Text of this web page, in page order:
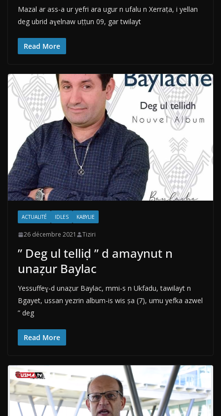
Mazal ar ass-a ur yefri ara ugur n ufalu n Xerraṭa, i yellan
deg ubrid aɣelnaw uṭṭun 09, gar twilayt
Read More
ACTUALITÉ IDLES KABYLIE
26 décembre 2021 Tiziri
” Deg ul telliḍ ” d amaynut n
unaẓur Baylac
Yessuffeɣ-d unaẓur Baylac, mmi-s n Ukfadu, tawilayt n
Bgayet, ussan yezrin album-is wis ṣa (7), umu yefka azwel
” deg
Read More